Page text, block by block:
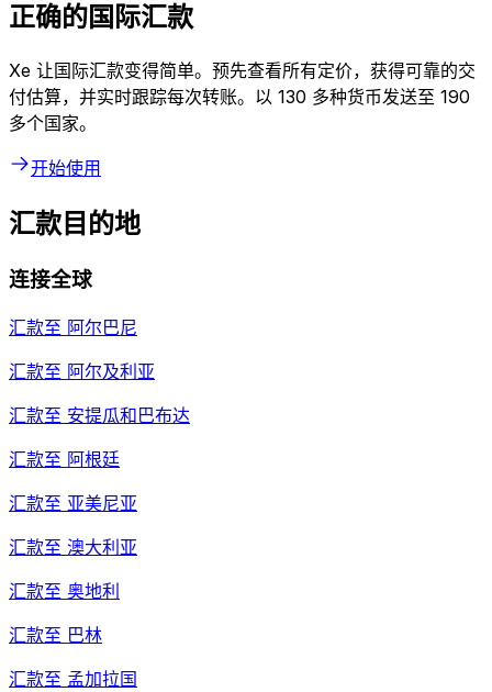
正确的国际汇款
Xe 让国际汇款变得简单。预先查看所有定价，获得可靠的交
付估算，并实时跟踪每次转账。以 130 多种货币发送至 190
多个国家。
开始使用
汇款目的地
连接全球
汇款至 阿尔巴尼
汇款至 阿尔及利亚
汇款至 安提瓜和巴布达
汇款至 阿根廷
汇款至 亚美尼亚
汇款至 澳大利亚
汇款至 奥地利
汇款至 巴林
汇款至 孟加拉国